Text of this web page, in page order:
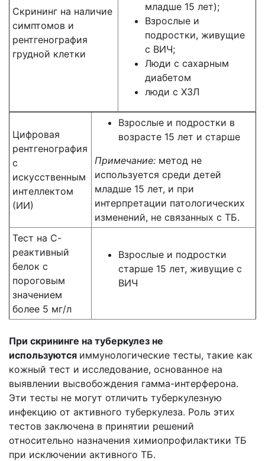
Скрининг на наличие
симптомов и
рентгенография
грудной клетки
младше 15 лет);
Взрослые и
подростки, живущие
с ВИЧ;
Люди с сахарным
диабетом
люди с ХЗЛ
Цифровая
рентгенография
с
искусственным
интеллектом
(ИИ)
Взрослые и подростки в
возрасте 15 лет и старше
Примечание: метод не
используется среди детей
младше 15 лет, и при
интерпретации патологических
изменений, не связанных с ТБ.
Тест на С-
реактивный
белок с
пороговым
значением
более 5 мг/л
Взрослые и подростки
старше 15 лет, живущие с
ВИЧ
При скрининге на туберкулез не
используются иммунологические тесты, такие как
кожный тест и исследование, основанное на
выявлении высвобождения гамма-интерферона.
Эти тесты не могут отличить туберкулезную
инфекцию от активного туберкулеза. Роль этих
тестов заключена в принятии решений
относительно назначения химиопрофилактики ТБ
при исключении активного ТБ.